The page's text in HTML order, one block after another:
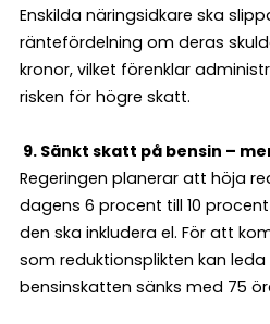
Enskilda näringsidkare ska
räntefördelning om deras
kronor, vilket förenklar
risken för högre skatt.
9. Sänkt skatt på bensin –
Regeringen planerar att höja
dagens 6 procent till 10
den ska inkludera el. För att
som reduktionsplikten kan
bensinskatten sänks med 75